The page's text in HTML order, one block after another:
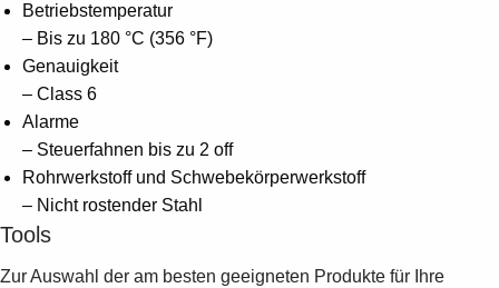
Betriebstemperatur
– Bis zu 180 °C (356 °F)
Genauigkeit
– Class 6
Alarme
– Steuerfahnen bis zu 2 off
Rohrwerkstoff und Schwebekörperwerkstoff
– Nicht rostender Stahl
Tools
Zur Auswahl der am besten geeigneten Produkte für Ihre